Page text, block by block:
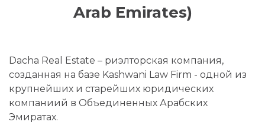
Arab Emirates)
Dacha Real Estate – риэлторская компания,
созданная на базе Kashwani Law Firm - одной из
крупнейших и старейших юридических
компаниий в Объединенных Арабских
Эмиратах.